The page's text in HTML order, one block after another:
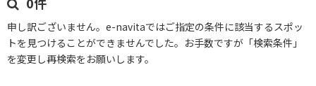
申し訳ございません。e-navitaではご指定の条件に該当するスポッ
トを見つけることができませんでした。お手数ですが「検索条件」
を変更し再検索をお願いします。